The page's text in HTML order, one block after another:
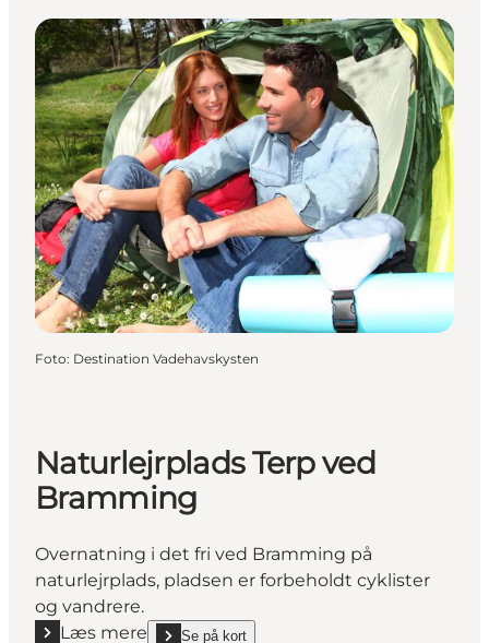
Foto: Destination Vadehavskysten
Naturlejrplads Terp ved
Bramming
Overnatning i det fri ved Bramming på
naturlejrplads, pladsen er forbeholdt cyklister
og vandrere.
Læs mere
Se på kort